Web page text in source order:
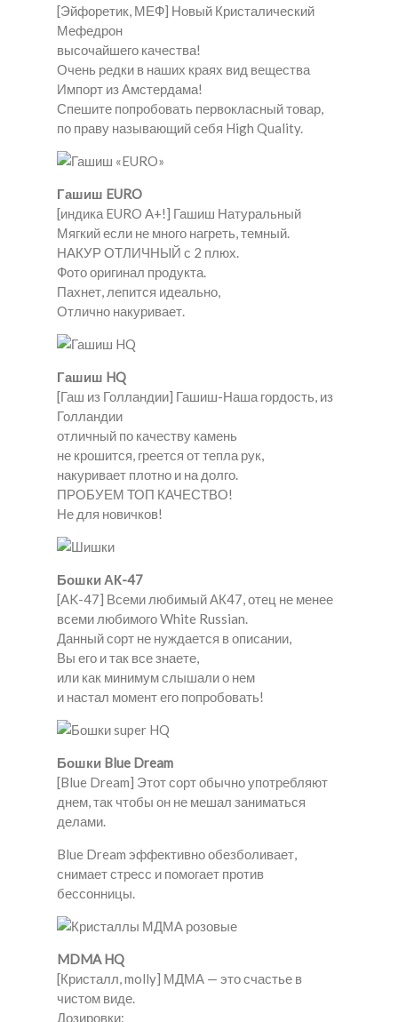
[Эйфоретик, МЕФ] Новый Кристалический
Мефедрон
высочайшего качества!
Очень редки в наших краях вид вещества
Импорт из Амстердама!
Спешите попробовать первокласный товар,
по праву называющий себя High Quality.
Гашиш EURO
[индика EURO A+!] Гашиш Натуральный
Мягкий если не много нагреть, темный.
НАКУР ОТЛИЧНЫЙ с 2 плюх.
Фото оригинал продукта.
Пахнет, лепится идеально,
Отлично накуривает.
Гашиш HQ
[Гаш из Голландии] Гашиш-Наша гордость, из
Голландии
отличный по качеству камень
не крошится, греется от тепла рук,
накуривает плотно и на долго.
ПРОБУЕМ ТОП КАЧЕСТВО!
Не для новичков!
Бошки АК-47
[AK-47] Всеми любимый АК47, отец не менее
всеми любимого White Russian.
Данный сорт не нуждается в описании,
Вы его и так все знаете,
или как минимум слышали о нем
и настал момент его попробовать!
Бошки Blue Dream
[Blue Dream] Этот сорт обычно употребляют
днем, так чтобы он не мешал заниматься
делами.
Blue Dream эффективно обезболивает,
снимает стресс и помогает против
бессонницы.
MDMA HQ
[Кристалл, molly] МДМА — это счастье в
чистом виде.
Дозировки: